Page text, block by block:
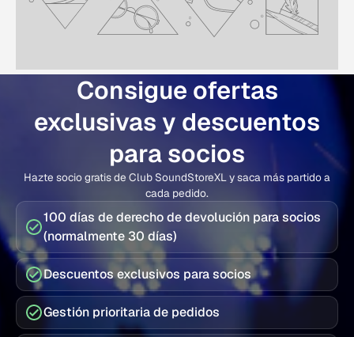
Consigue ofertas
exclusivas y descuentos
para socios
Hazte socio gratis de Club SoundStoreXL y saca más partido a
cada pedido.
100 días de derecho de devolución para socios
(normalmente 30 días)
Descuentos exclusivos para socios
Gestión prioritaria de pedidos